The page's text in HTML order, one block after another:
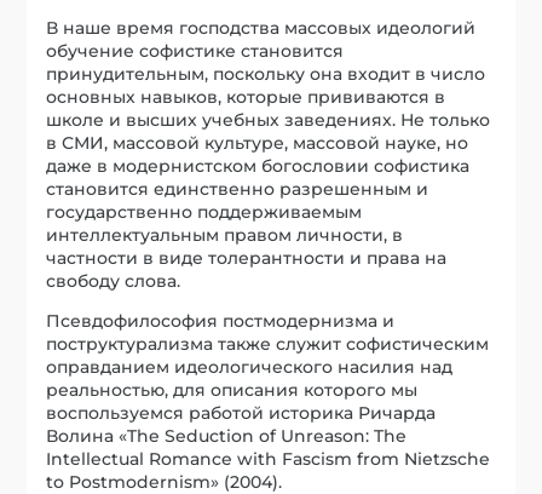
В наше время господства массовых идеологий
обучение софистике становится
принудительным, поскольку она входит в число
основных навыков, которые прививаются в
школе и высших учебных заведениях. Не только
в СМИ, массовой культуре, массовой науке, но
даже в модернистском богословии софистика
становится единственно разрешенным и
государственно поддерживаемым
интеллектуальным правом личности, в
частности в виде толерантности и права на
свободу слова.
Псевдофилософия постмодернизма и
поструктурализма также служит софистическим
оправданием идеологического насилия над
реальностью, для описания которого мы
воспользуемся работой историка Ричарда
Волина «The Seduction of Unreason: The
Intellectual Romance with Fascism from Nietzsche
to Postmodernism» (2004).